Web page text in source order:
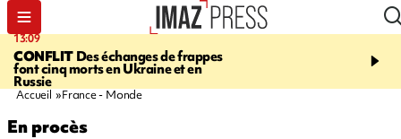
13:09
CONFLIT Des échanges de frappes
font cinq morts en Ukraine et en
Russie
17:14
Quatre
européennes pour les
Accueil France - Monde
En procès